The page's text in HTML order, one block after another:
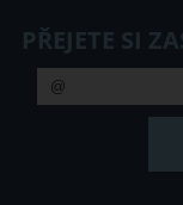
PŘEJETE SI